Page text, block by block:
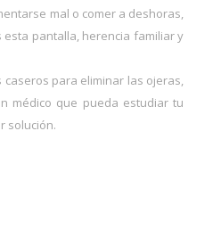
mal o comer a deshoras,
esta pantalla, herencia familiar y
para eliminar las ojeras,
médico que pueda estudiar tu
solución.